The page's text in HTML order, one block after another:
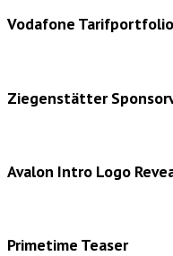
Vodafone
Ziegenstätter
Avalon Intro Logo
Primetime Teaser